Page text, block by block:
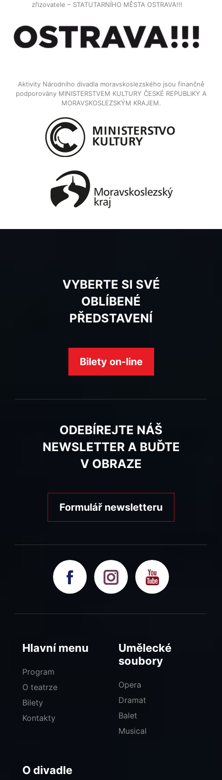
zřizovatele – STATUTARNÍHO MĚSTA OSTRAVA!!!
Aktivity Národního divadla moravskoslezského jsou finančně
podporovány MINISTERSTVEM KULTURY ČESKÉ REPUBLIKY A
MORAVSKOSLEZSKÝM KRAJEM.
VYBERTE SI SVÉ
OBLÍBENÉ
PŘEDSTAVENÍ
Bilety on-line
ODEBÍREJTE NÁŠ
NEWSLETTER A BUĎTE
V OBRAZE
Formulář newsletteru
Hlavní menu
Program
O teatrze
Bilety
Kontakty
Umělecké
soubory
Opera
Dramat
Balet
Musical
O divadle